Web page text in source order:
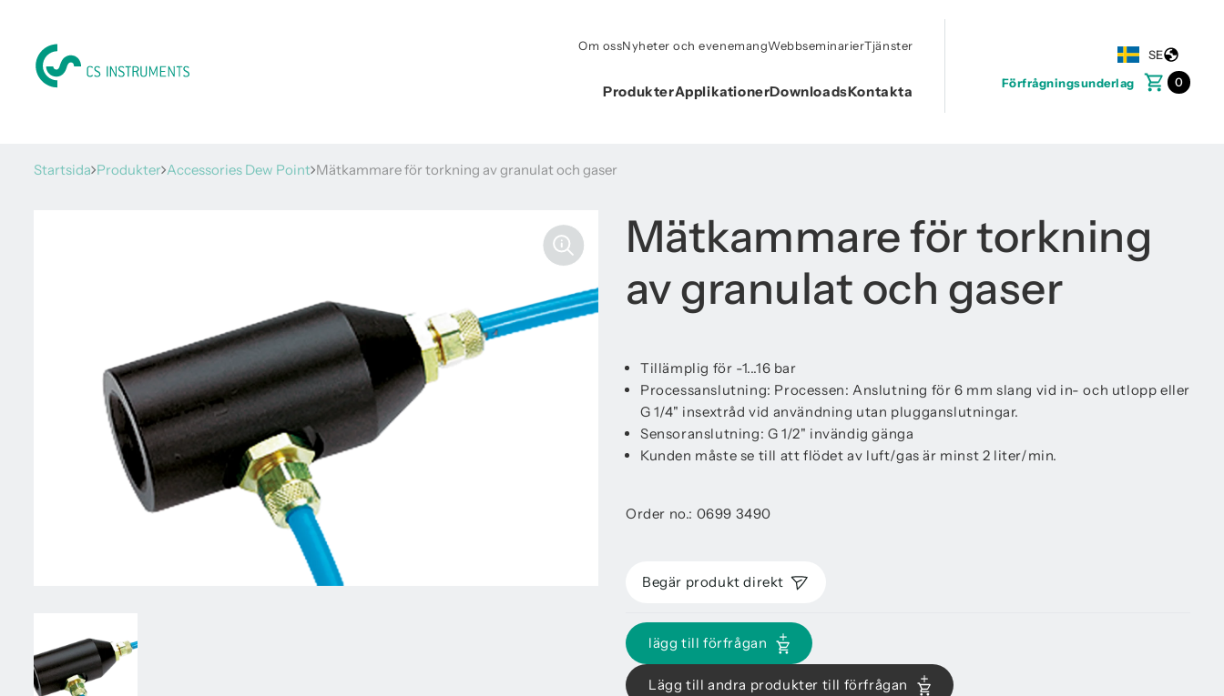
SE
Förfrågningsunderlag
0
Om ossNyheter och evenemangWebbseminarierTjänster
ProdukterApplikationerDownloadsKontakta
Startsida Produkter Accessories Dew Point Mätkammare för torkning av granulat och gaser
Mätkammare för torkning
av granulat och gaser
Tillämplig för -1...16 bar
Processanslutning: Processen: Anslutning för 6 mm slang vid in- och utlopp eller
G 1/4" insextråd vid användning utan plugganslutningar.
Sensoranslutning: G 1/2" invändig gänga
Kunden måste se till att flödet av luft/gas är minst 2 liter/min.
Order no.: 0699 3490
Begär produkt direkt
lägg till förfrågan
Lägg till andra produkter till förfrågan